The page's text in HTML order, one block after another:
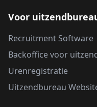
Voor
Recruitment Software
Backoffice voor
Urenregistratie
Uitzendbureau